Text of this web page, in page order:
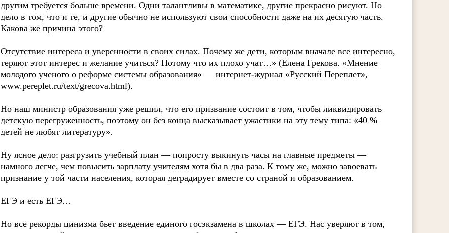
другим требуется больше времени. Одни талантливы в математике, другие прекрасно рисуют. Но
дело в том, что и те, и другие обычно не используют свои способности даже на их десятую часть.
Какова же причина этого?
Отсутствие интереса и уверенности в своих силах. Почему же дети, которым вначале все интересно,
теряют этот интерес и желание учиться? Потому что их плохо учат…» (Елена Грекова. «Мнение
молодого ученого о реформе системы образования» — интернет-журнал «Русский Переплет»,
www.pereplet.ru/text/grecova.html).
Но наш министр образования уже решил, что его призвание состоит в том, чтобы ликвидировать
детскую перегруженность, поэтому он без конца высказывает ужастики на эту тему типа: «40 %
детей не любят литературу».
Ну ясное дело: разгрузить учебный план — попросту выкинуть часы на главные предметы —
намного легче, чем повысить зарплату учителям хотя бы в два раза. К тому же, можно завоевать
признание у той части населения, которая деградирует вместе со страной и образованием.
ЕГЭ и есть ЕГЭ…
Но все рекорды цинизма бьет введение единого госэкзамена в школах — ЕГЭ. Нас уверяют в том,